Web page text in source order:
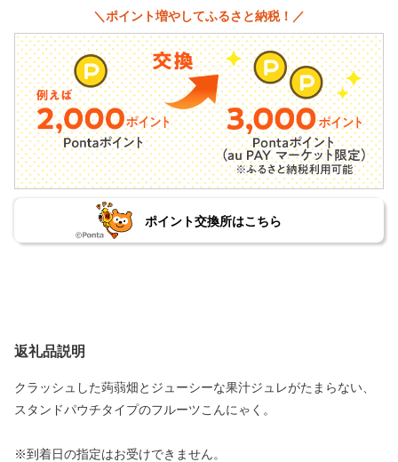
＼ポイント増やしてふるさと納税！／
ポイント交換所はこちら
返礼品説明
クラッシュした蒟蒻畑とジューシーな果汁ジュレがたまらない、
スタンドパウチタイプのフルーツこんにゃく。
※到着日の指定はお受けできません。